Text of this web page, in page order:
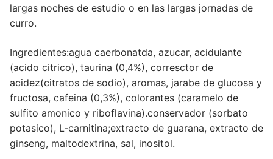
largas noches de estudio o en las largas jornadas de
curro.
Ingredientes:agua caerbonatda, azucar, acidulante
(acido citrico), taurina (0,4%), corresctor de
acidez(citratos de sodio), aromas, jarabe de glucosa y
fructosa, cafeina (0,3%), colorantes (caramelo de
sulfito amonico y riboflavina).conservador (sorbato
potasico), L-carnitina;extracto de guarana, extracto de
ginseng, maltodextrina, sal, inositol.